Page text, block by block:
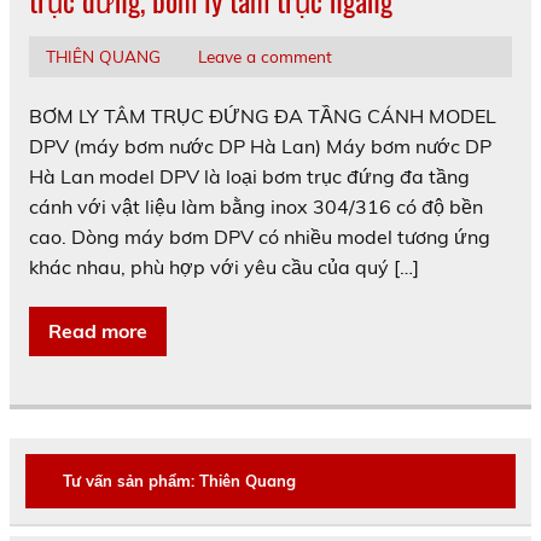
THIÊN QUANG Leave a comment
BƠM LY TÂM TRỤC ĐỨNG ĐA TẦNG CÁNH MODEL
DPV (máy bơm nước DP Hà Lan) Máy bơm nước DP
Hà Lan model DPV là loại bơm trục đứng đa tầng
cánh với vật liệu làm bằng inox 304/316 có độ bền
cao. Dòng máy bơm DPV có nhiều model tương ứng
khác nhau, phù hợp với yêu cầu của quý […]
Read more
Tư vấn sản phẩm: Thiên Quang